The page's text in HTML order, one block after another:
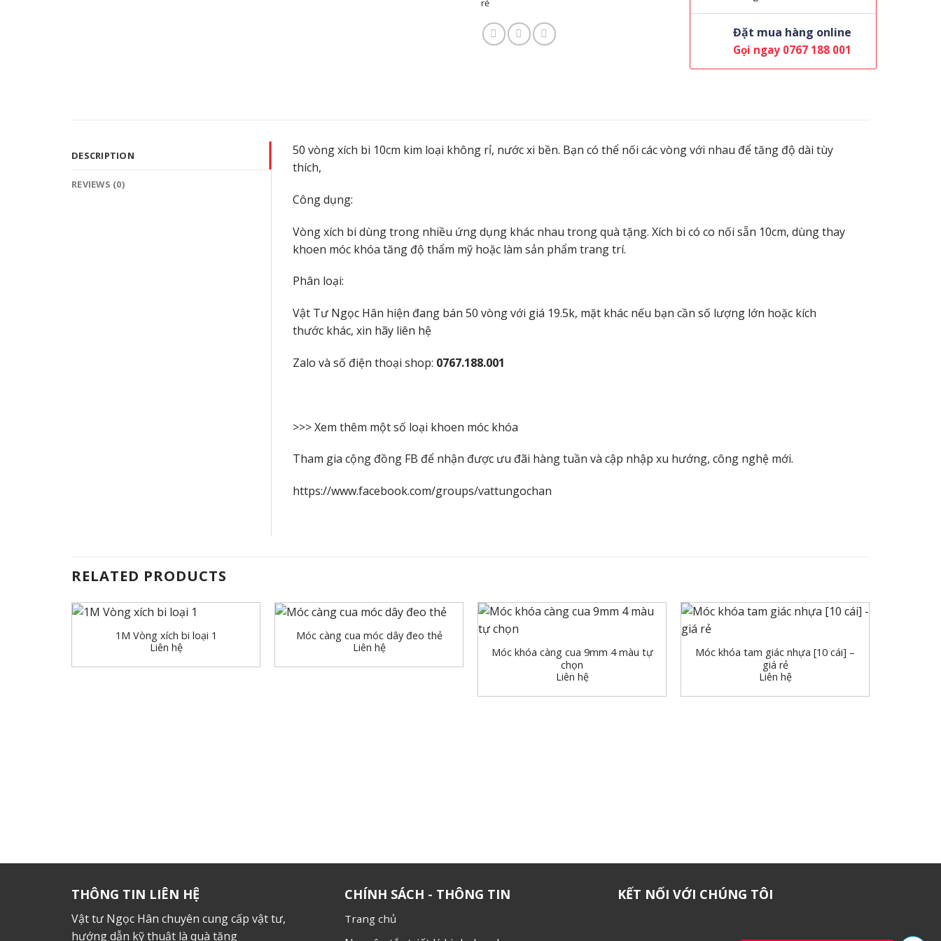
rẻ
Đặt mua hàng online
Gọi ngay 0767 188 001
DESCRIPTION
REVIEWS (0)
50 vòng xích bi 10cm kim loại không rỉ, nước xi bền. Bạn có thể nối các vòng với nhau để tăng độ dài tùy
thích,
Công dụng:
Vòng xích bi dùng trong nhiều ứng dụng khác nhau trong quà tặng. Xích bi có co nối sẵn 10cm, dùng thay
khoen móc khóa tăng độ thẩm mỹ hoặc làm sản phẩm trang trí.
Phân loại:
Vật Tư Ngọc Hân hiện đang bán 50 vòng với giá 19.5k, mặt khác nếu bạn cần số lượng lớn hoặc kích
thước khác, xin hãy liên hệ
Zalo và số điện thoại shop: 0767.188.001
>>> Xem thêm một số loại khoen móc khóa
Tham gia cộng đồng FB để nhận được ưu đãi hàng tuần và cập nhập xu hướng, công nghệ mới.
https://www.facebook.com/groups/vattungochan
RELATED PRODUCTS
+
1M Vòng xích bi loại 1
Liên hệ
+
Móc càng cua móc dây đeo thẻ
Liên hệ
+
Móc khóa càng cua 9mm 4 màu tự
chọn
Liên hệ
Móc khóa tam giác nhựa [10 cái] –
giá rẻ
Liên hệ
THÔNG TIN LIÊN HỆ
Vật tư Ngọc Hân chuyên cung cấp vật tư,
hướng dẫn kỹ thuật là quà tặng
CHÍNH SÁCH - THÔNG TIN
Trang chủ
KẾT NỐI VỚI CHÚNG TÔI